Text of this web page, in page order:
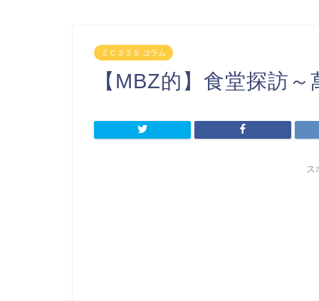
ＺＣ３３Ｓ コラム
【MBZ的】食堂探訪
ス